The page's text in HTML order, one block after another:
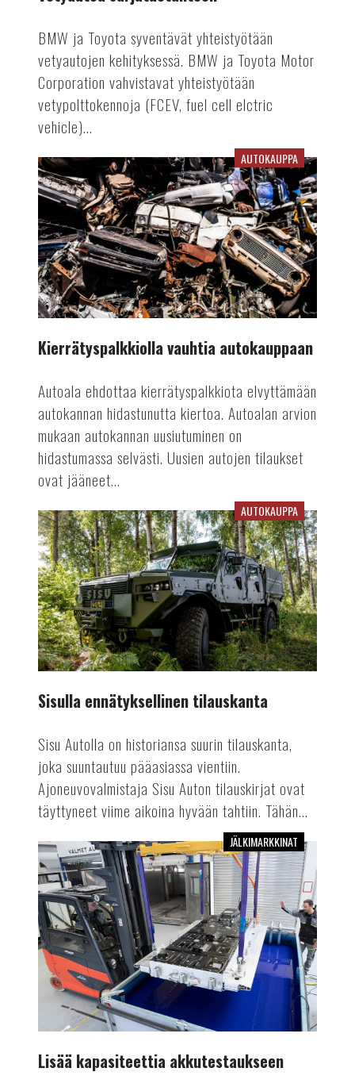
BMW ja Toyota syventävät yhteistyötään
vetyautojen kehityksessä. BMW ja Toyota Motor
Corporation vahvistavat yhteistyötään
vetypolttokennoja (FCEV, fuel cell elctric
vehicle)...
Kierrätyspalkkiolla
vauhtia
autokauppaan
AUTOKAUPPA
Kierrätyspalkkiolla vauhtia autokauppaan
Autoala ehdottaa kierrätyspalkkiota elvyttämään
autokannan hidastunutta kiertoa. Autoalan arvion
mukaan autokannan uusiutuminen on
hidastumassa selvästi. Uusien autojen tilaukset
ovat jääneet...
Sisulla
ennätyksellinen
tilauskanta
AUTOKAUPPA
Sisulla ennätyksellinen tilauskanta
Sisu Autolla on historiansa suurin tilauskanta,
joka suuntautuu pääasiassa vientiin.
Ajoneuvovalmistaja Sisu Auton tilauskirjat ovat
täyttyneet viime aikoina hyvään tahtiin. Tähän...
Lisää
kapasiteettia
akkutestaukseen
JÄLKIMARKKINAT
Lisää kapasiteettia akkutestaukseen